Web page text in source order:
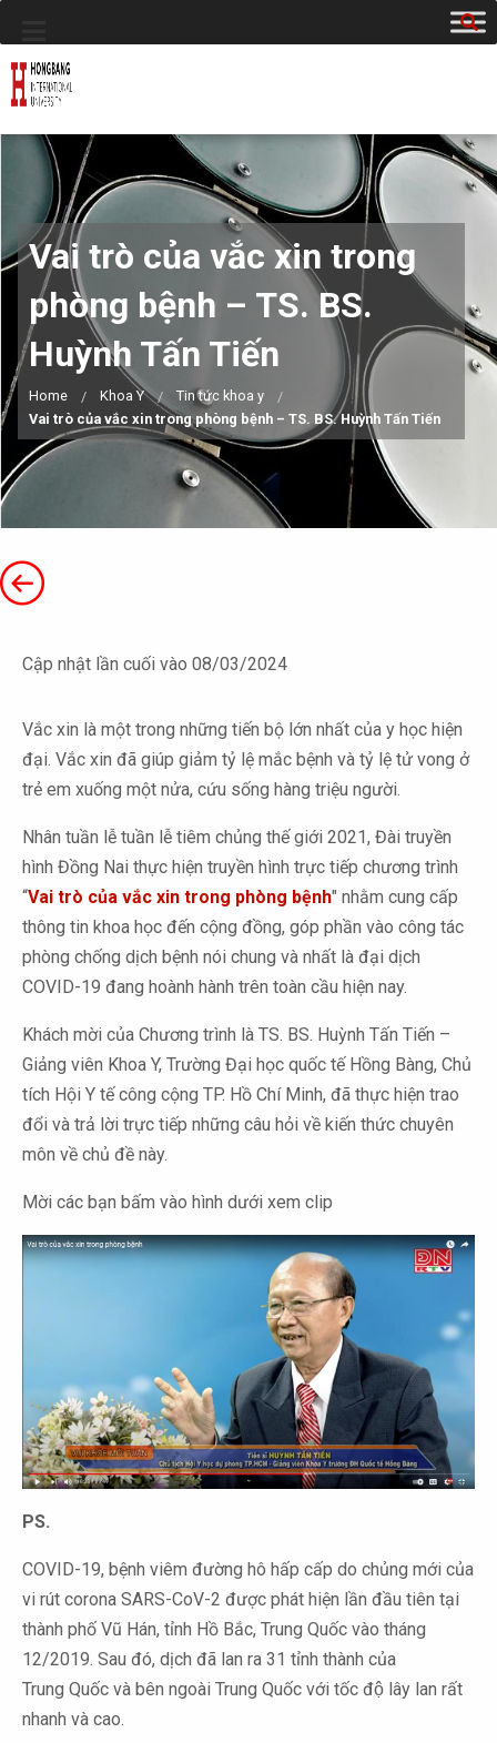
Vai trò của vắc xin trong
phòng bệnh – TS. BS.
Huỳnh Tấn Tiến
Home Khoa Y
Tin tức khoa y
Vai trò của vắc xin trong phòng bệnh – TS. BS. Huỳnh Tấn Tiến
Cập nhật lần cuối vào 08/03/2024
Vắc xin là một trong những tiến bộ lớn nhất của y học hiện
đại. Vắc xin đã giúp giảm tỷ lệ mắc bệnh và tỷ lệ tử vong ở
trẻ em xuống một nửa, cứu sống hàng triệu người.
Nhân tuần lễ tuần lễ tiêm chủng thế giới 2021, Đài truyền
hình Đồng Nai thực hiện truyền hình trực tiếp chương trình
“Vai trò của vắc xin trong phòng bệnh" nhằm cung cấp
thông tin khoa học đến cộng đồng, góp phần vào công tác
phòng chống dịch bệnh nói chung và nhất là đại dịch
COVID-19 đang hoành hành trên toàn cầu hiện nay.
Khách mời của Chương trình là TS. BS. Huỳnh Tấn Tiến –
Giảng viên Khoa Y, Trường Đại học quốc tế Hồng Bàng, Chủ
tích Hội Y tế công cộng TP. Hồ Chí Minh, đã thực hiện trao
đổi và trả lời trực tiếp những câu hỏi về kiến thức chuyên
môn về chủ đề này.
Mời các bạn bấm vào hình dưới xem clip
PS.
COVID-19, bệnh viêm đường hô hấp cấp do chủng mới của
vi rút corona SARS-CoV-2 được phát hiện lần đầu tiên tại
thành phố Vũ Hán, tỉnh Hồ Bắc, Trung Quốc vào tháng
12/2019. Sau đó, dịch đã lan ra 31 tỉnh thành của
Trung Quốc và bên ngoài Trung Quốc với tốc độ lây lan rất
nhanh và cao.